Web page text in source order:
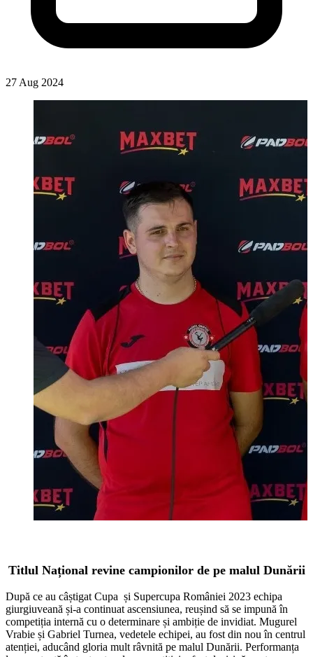
27 Aug 2024
Titlul Național revine campionilor de pe malul Dunării
După ce au câștigat Cupa și Supercupa României 2023 echipa
giurgiuveană și-a continuat ascensiunea, reușind să se impună în
competiția internă cu o determinare și ambiție de invidiat. Mugurel
Vrabie și Gabriel Turnea, vedetele echipei, au fost din nou în centrul
atenției, aducând gloria mult râvnită pe malul Dunării. Performanța